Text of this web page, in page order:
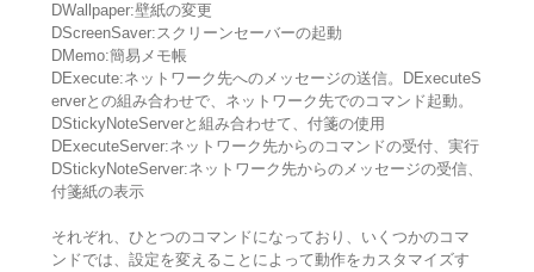
DWallpaper:壁紙の変更
DScreenSaver:スクリーンセーバーの起動
DMemo:簡易メモ帳
DExecute:ネットワーク先へのメッセージの送信。DExecuteS
erverとの組み合わせで、ネットワーク先でのコマンド起動。
DStickyNoteServerと組み合わせて、付箋の使用
DExecuteServer:ネットワーク先からのコマンドの受付、実行
DStickyNoteServer:ネットワーク先からのメッセージの受信、
付箋紙の表示
それぞれ、ひとつのコマンドになっており、いくつかのコマ
ンドでは、設定を変えることによって動作をカスタマイズす